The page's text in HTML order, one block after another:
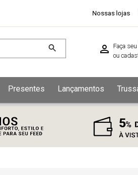
Nossas lojas
Faça
ou
Presentes Lançamentos